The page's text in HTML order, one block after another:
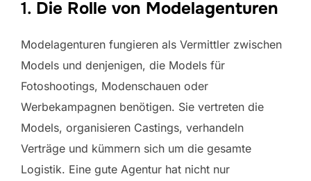
1. Die Rolle von Modelagenturen
Modelagenturen fungieren als Vermittler zwischen
Models und denjenigen, die Models für
Fotoshootings, Modenschauen oder
Werbekampagnen benötigen. Sie vertreten die
Models, organisieren Castings, verhandeln
Verträge und kümmern sich um die gesamte
Logistik. Eine gute Agentur hat nicht nur